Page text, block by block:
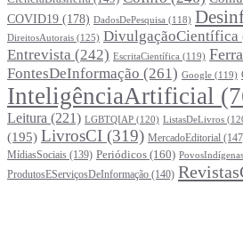
COVID19 (178) DadosDePesquisa (118)
DireitosAutorais (125) DivulgaçãoCientífica
Entrevista (242) EscritaCientífica (119)
FontesDeInformação (261) Google (119)
InteligênciaArtificial
Leitura (221) LGBTQIAP (120) ListasDeLivros
(195) LivrosCI (319) MercadoEditorial
MídiasSociais (139) Periódicos (160) PovosIndígenas
ProdutosEServiçosDeInformação (140)